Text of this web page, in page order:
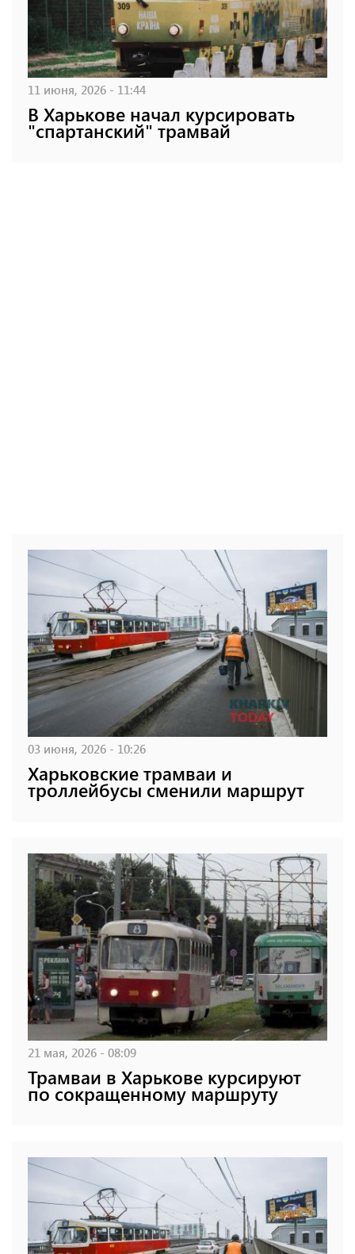
11 июня, 2026 - 11:44
В Харькове начал курсировать
"спартанский" трамвай
03 июня, 2026 - 10:26
Харьковские трамваи и
троллейбусы сменили маршрут
21 мая, 2026 - 08:09
Трамваи в Харькове курсируют
по сокращенному маршруту